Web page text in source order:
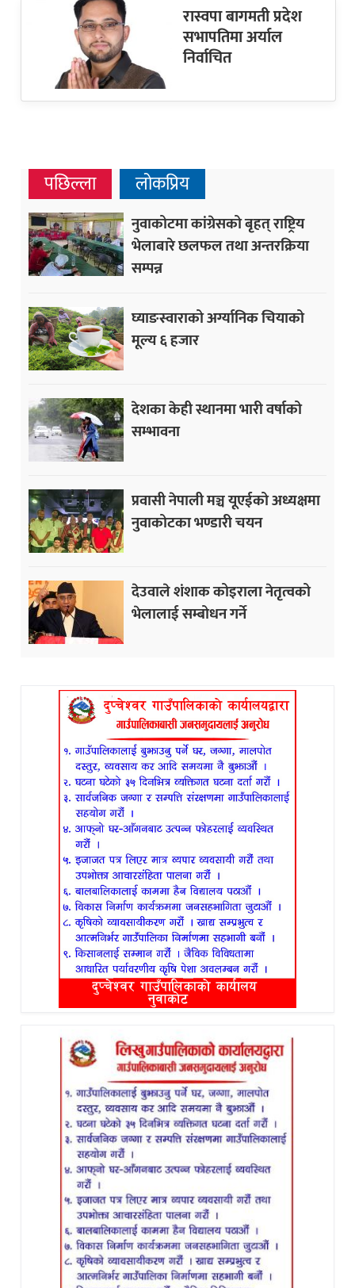
रास्वपा बागमती प्रदेश
सभापतिमा अर्याल
निर्वाचित
पछिल्ला लोकप्रिय
नुवाकोटमा कांग्रेसको बृहत् राष्ट्रिय
भेलाबारे छलफल तथा अन्तरक्रिया
सम्पन्न
घ्याङस्वाराको अर्ग्यानिक चियाको
मूल्य ६ हजार
देशका केही स्थानमा भारी वर्षाको
सम्भावना
प्रवासी नेपाली मञ्च यूएईको अध्यक्षमा
नुवाकोटका भण्डारी चयन
देउवाले शंशाक कोइराला नेतृत्वको
भेलालाई सम्बोधन गर्ने